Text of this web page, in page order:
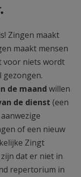
Zingen maakt
maakt mensen
voor niets wordt
gezongen.
de maand willen
de dienst (een
of een nieuw
Zingt
dat er niet in
repertorium in